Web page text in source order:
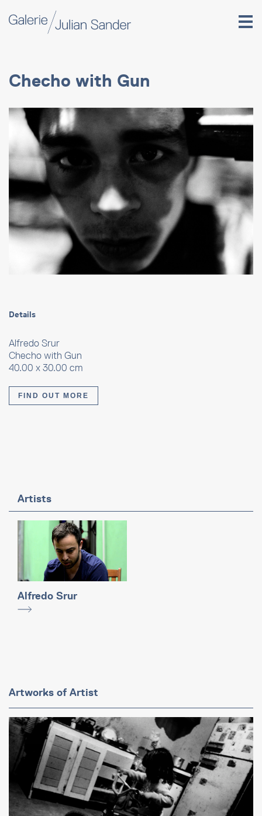
Checho with Gun
Details
Alfredo Srur
Checho with Gun
40.00 x 30.00 cm
FIND OUT MORE
Artists
Alfredo Srur
Artworks of Artist